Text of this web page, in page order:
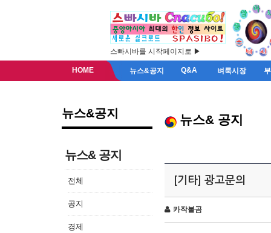
스빠시바를 시작페이지로 ▶
HOME 뉴스&공지 Q&A 벼룩시장
뉴스&공지
뉴스& 공지
전체
공지
경제
뉴스& 공지
[기타] 광고문의
카작불곰